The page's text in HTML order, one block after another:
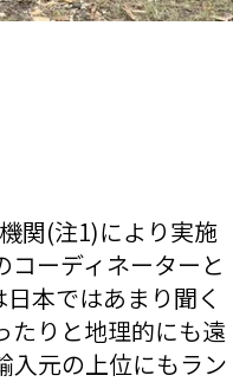
関(注1)により実施
ーディネーターと
本ではあまり聞く
たりと地理的にも遠
入元の上位にもラン